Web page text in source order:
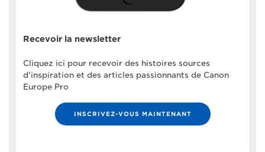
Recevoir la newsletter
Cliquez ici pour recevoir des histoires sources
d'inspiration et des articles passionnants de Canon
Europe Pro
INSCRIVEZ-VOUS MAINTENANT